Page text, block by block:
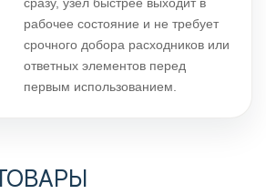
рабочее состояние и не требует
срочного добора расходников или
ответных элементов перед
первым использованием.